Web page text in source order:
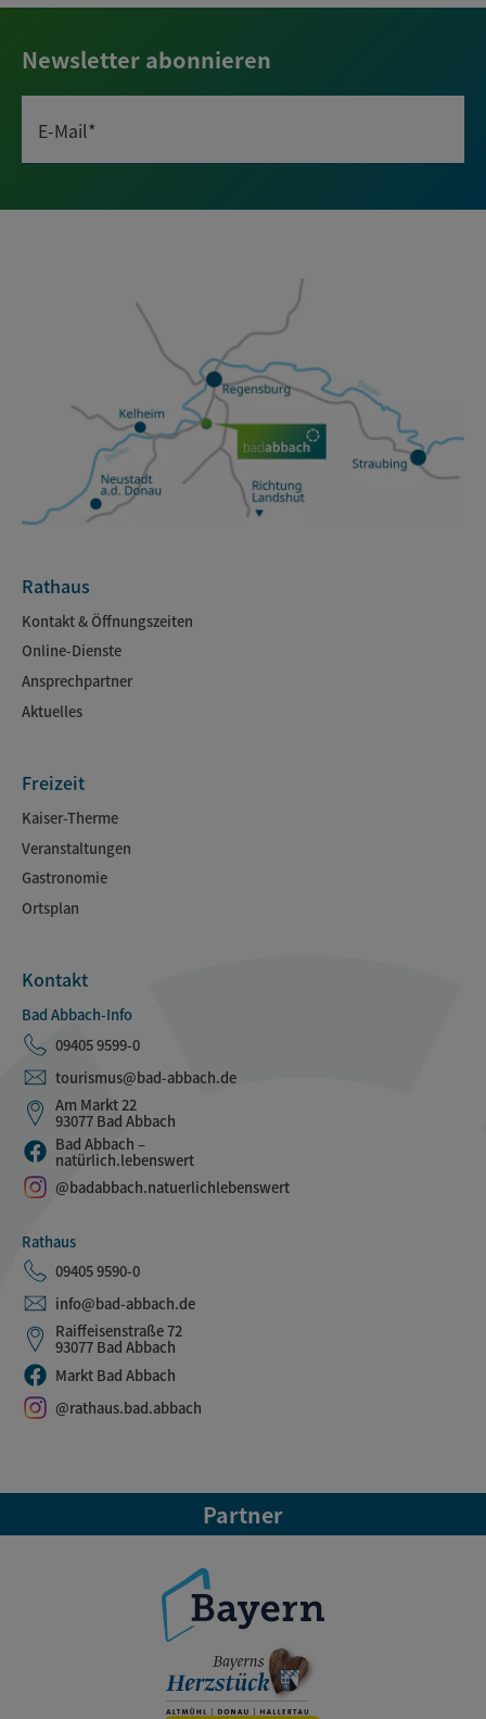
Newsletter abonnieren
E-Mail*
Rathaus
Kontakt & Öffnungszeiten
Online-Dienste
Ansprechpartner
Aktuelles
Freizeit
Kaiser-Therme
Veranstaltungen
Gastronomie
Ortsplan
Kontakt
Bad Abbach-Info
09405 9599-0
tourismus@bad-abbach.de
Am Markt 22
93077 Bad Abbach
Bad Abbach –
natürlich.lebenswert
@badabbach.natuerlichlebenswert
Rathaus
09405 9590-0
info@bad-abbach.de
Raiffeisenstraße 72
93077 Bad Abbach
Markt Bad Abbach
@rathaus.bad.abbach
Partner